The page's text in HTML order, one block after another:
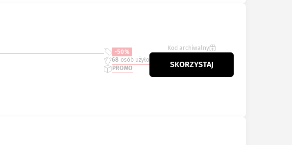
-50%
68 osób użyło
PROMO
Kod archiwalny
SKORZYSTAJ